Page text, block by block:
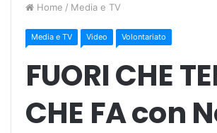
Home / Media e TV
Media e TV Video Volontariato
FUORI CHE
CHE FA con